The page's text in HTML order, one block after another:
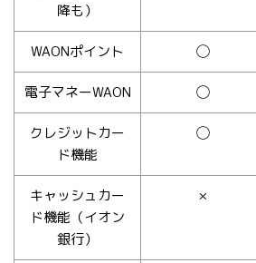
降も）
WAONポイント ◯
電子マネーWAON ◯
クレジットカー
ド機能
◯
キャッシュカー
ド機能（イオン
銀行）
×